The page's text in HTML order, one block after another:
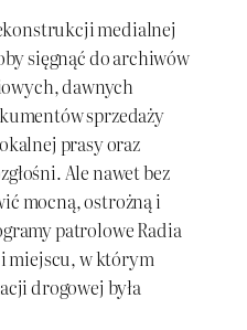
medialnej
sięgnąć do archiwów
dawnych
sprzedaży
prasy oraz
Ale nawet bez
mocną, ostrożną i
patrolowe Radia
i miejscu, w którym
drogowej była